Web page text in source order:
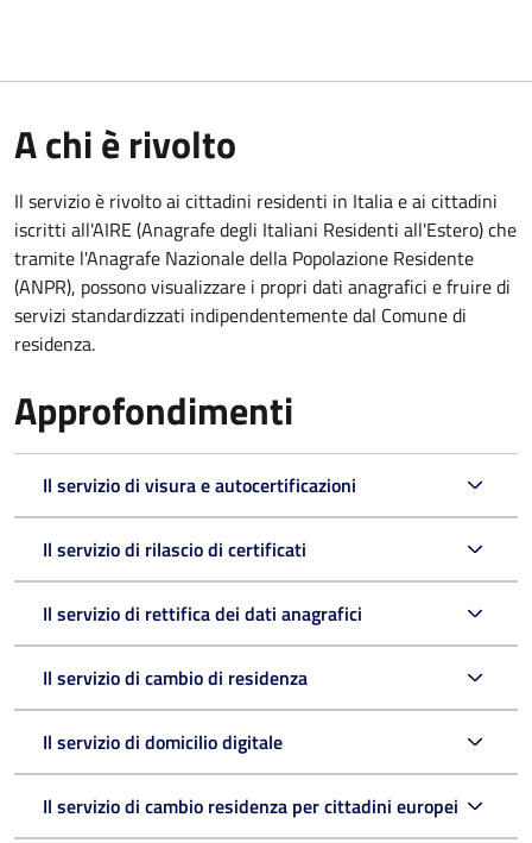
A chi è rivolto
Il servizio è rivolto ai cittadini residenti in Italia e ai cittadini
iscritti all'AIRE (Anagrafe degli Italiani Residenti all'Estero) che
tramite l'Anagrafe Nazionale della Popolazione Residente
(ANPR), possono visualizzare i propri dati anagrafici e fruire di
servizi standardizzati indipendentemente dal Comune di
residenza.
Approfondimenti
Il servizio di visura e autocertificazioni
Il servizio di rilascio di certificati
Il servizio di rettifica dei dati anagrafici
Il servizio di cambio di residenza
Il servizio di domicilio digitale
Il servizio di cambio residenza per cittadini europei